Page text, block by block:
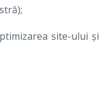
site-ului și